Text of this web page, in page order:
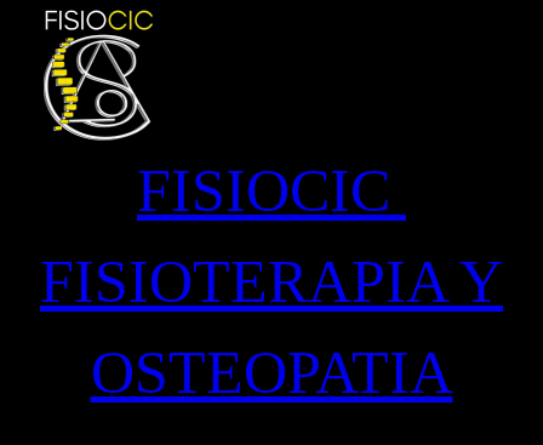
Saltar
contenido
FISIOCIC
FISIOTERAPIA Y
OSTEOPATIA